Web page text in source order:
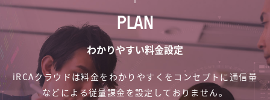
PLAN
わかりやすい料金設定
iRCAクラウドは料金をわかりやすくをコンセプトに通信量
などによる従量課金を設定しておりません。